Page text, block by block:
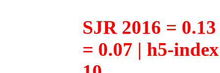
SJR 2016 =
= 0.07 | h5-